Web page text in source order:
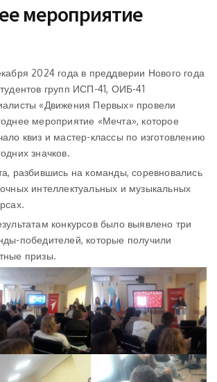
мероприятие
2024 года в преддверии Нового года
групп ИСП-41, ОИБ-41
«Движения Первых» провели
мероприятие «Мечта», которое
квиз и мастер-классы по изготовлению
значков.
разбившись на команды, соревновались
интеллектуальных и музыкальных
конкурсов было выявлено три
победителей, которые получили
призы.